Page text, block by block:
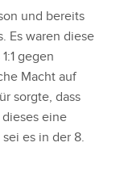
und bereits
Es waren diese
gegen
Macht auf
sorgte, dass
eine
es in der 8.